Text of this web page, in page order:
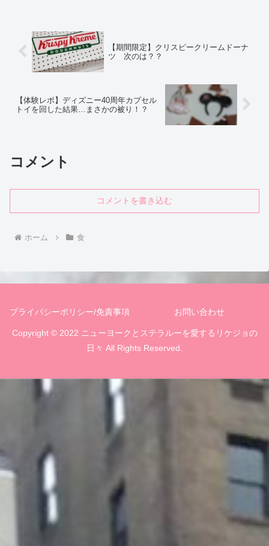
【期間限定】クリスピークリームドーナ
ツ 次のは？？
【体験レポ】ディズニー40周年カプセル
トイを回した結果…まさかの被り！？
コメント
コメントを書き込む
ホーム 食
プライバシーポリシー/免責事項 お問い合わせ
Copyright © 2022 ニューヨークとステラルーを愛するリケジョの
日々 All Rights Reserved.